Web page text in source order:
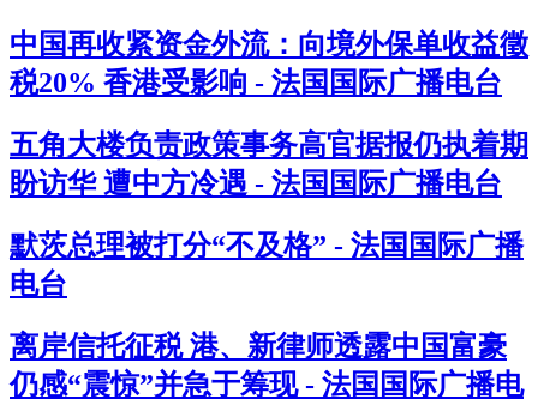
中国再收紧资金外流：向境外保单收益徵
税20% 香港受影响 - 法国国际广播电台
五角大楼负责政策事务高官据报仍执着期
盼访华 遭中方冷遇 - 法国国际广播电台
默茨总理被打分“不及格” - 法国国际广播
电台
离岸信托征税 港、新律师透露中国富豪
仍感“震惊”并急于筹现 - 法国国际广播电